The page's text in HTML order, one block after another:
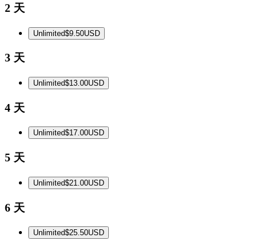
2 天
Unlimited$9.50USD
3 天
Unlimited$13.00USD
4 天
Unlimited$17.00USD
5 天
Unlimited$21.00USD
6 天
Unlimited$25.50USD